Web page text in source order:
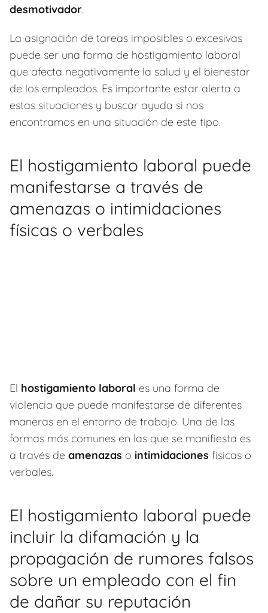
desmotivador.
La asignación de tareas imposibles o excesivas
puede ser una forma de hostigamiento laboral
que afecta negativamente la salud y el bienestar
de los empleados. Es importante estar alerta a
estas situaciones y buscar ayuda si nos
encontramos en una situación de este tipo.
El hostigamiento laboral puede
manifestarse a través de
amenazas o intimidaciones
físicas o verbales
El hostigamiento laboral es una forma de
violencia que puede manifestarse de diferentes
maneras en el entorno de trabajo. Una de las
formas más comunes en las que se manifiesta es
a través de amenazas o intimidaciones físicas o
verbales.
El hostigamiento laboral puede
incluir la difamación y la
propagación de rumores falsos
sobre un empleado con el fin
de dañar su reputación